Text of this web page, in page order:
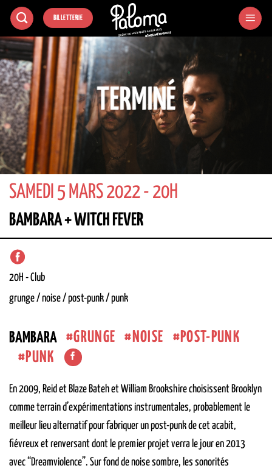
Passer
contenu
BILLETTERIE
TERMINÉ
SAMEDI 5 MARS 2022 - 20H
BAMBARA + WITCH FEVER
20H -Club
grunge / noise / post-punk / punk
BAMBARA GRUNGE NOISE
POST-PUNK
PUNK
En 2009, Reid et Blaze Bateh et William Brookshire choisissent Brooklyn
comme terrain d’expérimentations instrumentales, probablement le
meilleur lieu alternatif pour fabriquer un post-punk de cet acabit,
fiévreux et renversant dont le premier projet verra le jour en 2013
avec “Dreamviolence”. Sur fond de noisesombre, les sonorités